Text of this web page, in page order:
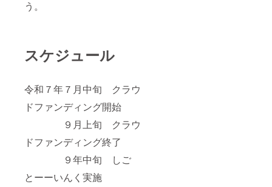
う。
スケジュール
令和７年７月中旬 クラウ
ドファンディング開始
９月上旬 クラウ
ドファンディング終了
９年中旬 しご
とーーいんく実施